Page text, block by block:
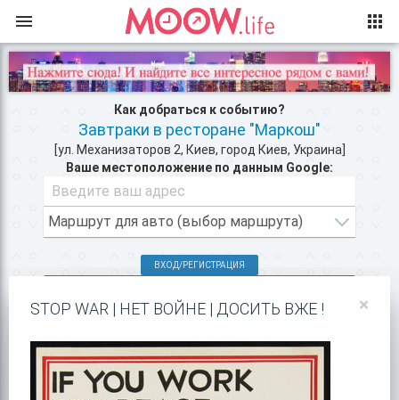
Как добраться к событию?
Завтраки в ресторане "Маркош"
[ул. Механизаторов 2, Киев, город Киев, Украина]
Ваше местоположение по данным Google:
ВХОД/РЕГИСТРАЦИЯ
РЕСТОРАНЫ В ЦЕНТРЕ КИЕВА >>
ПОКАЗАТЬ НА GOOGLE MAPS!
×
STOP WAR | НЕТ ВОЙНЕ | ДОСИТЬ ВЖЕ !